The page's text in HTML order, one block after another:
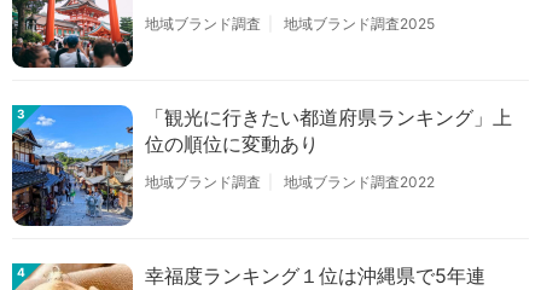
地域ブランド調査 地域ブランド調査2025
3
「観光に行きたい都道府県ランキング」上
位の順位に変動あり
地域ブランド調査 地域ブランド調査2022
4
幸福度ランキング１位は沖縄県で5年連